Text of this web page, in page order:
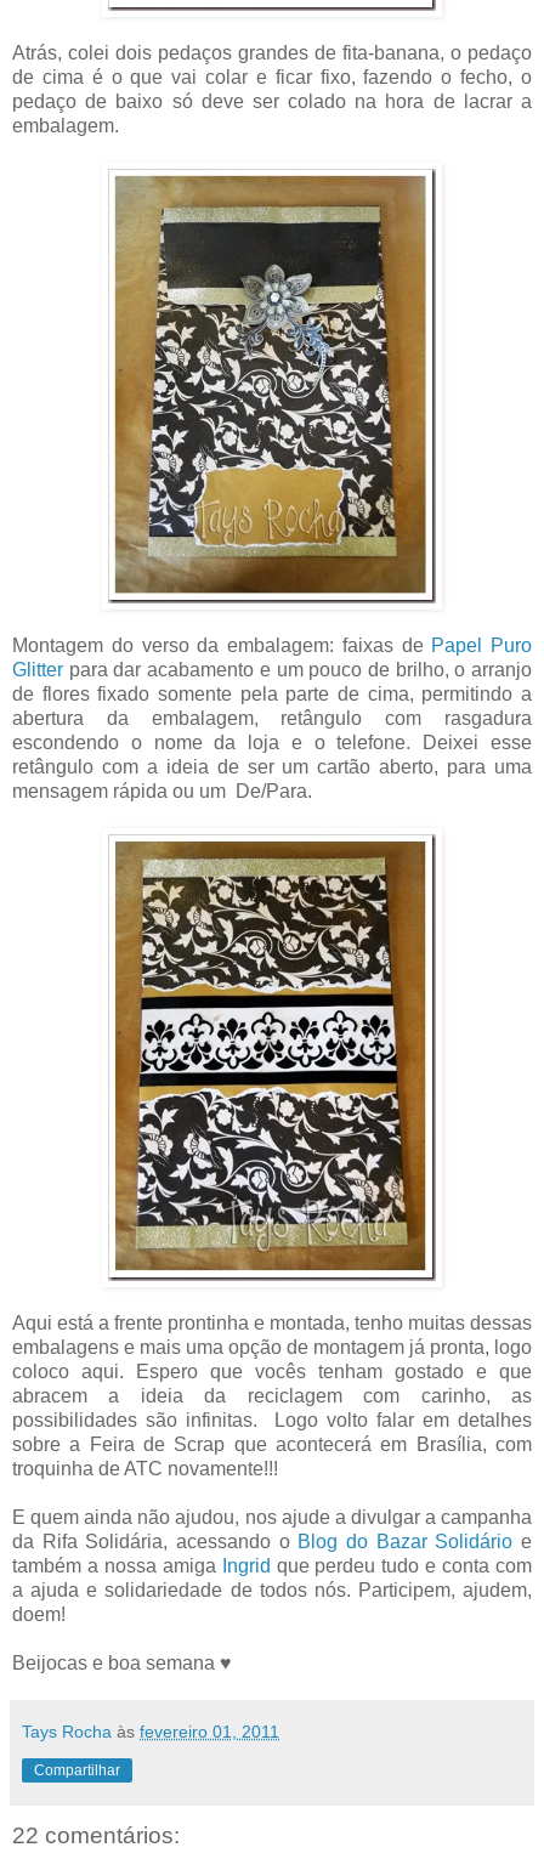
Atrás, colei dois pedaços grandes de fita-banana, o pedaço
de cima é o que vai colar e ficar fixo, fazendo o fecho, o
pedaço de baixo só deve ser colado na hora de lacrar a
embalagem.
Montagem do verso da embalagem: faixas de Papel Puro
Glitter para dar acabamento e um pouco de brilho, o arranjo
de flores fixado somente pela parte de cima, permitindo a
abertura da embalagem, retângulo com rasgadura
escondendo o nome da loja e o telefone. Deixei esse
retângulo com a ideia de ser um cartão aberto, para uma
mensagem rápida ou um De/Para.
Aqui está a frente prontinha e montada, tenho muitas dessas
embalagens e mais uma opção de montagem já pronta, logo
coloco aqui. Espero que vocês tenham gostado e que
abracem a ideia da reciclagem com carinho, as
possibilidades são infinitas. Logo volto falar em detalhes
sobre a Feira de Scrap que acontecerá em Brasília, com
troquinha de ATC novamente!!!
E quem ainda não ajudou, nos ajude a divulgar a campanha
da Rifa Solidária, acessando o Blog do Bazar Solidário e
também a nossa amiga
Ingrid que perdeu tudo e conta com
a ajuda e solidariedade de todos nós. Participem, ajudem,
doem!
Beijocas e boa semana ♥
Tays Rocha às fevereiro 01, 2011
Compartilhar
22 comentários: